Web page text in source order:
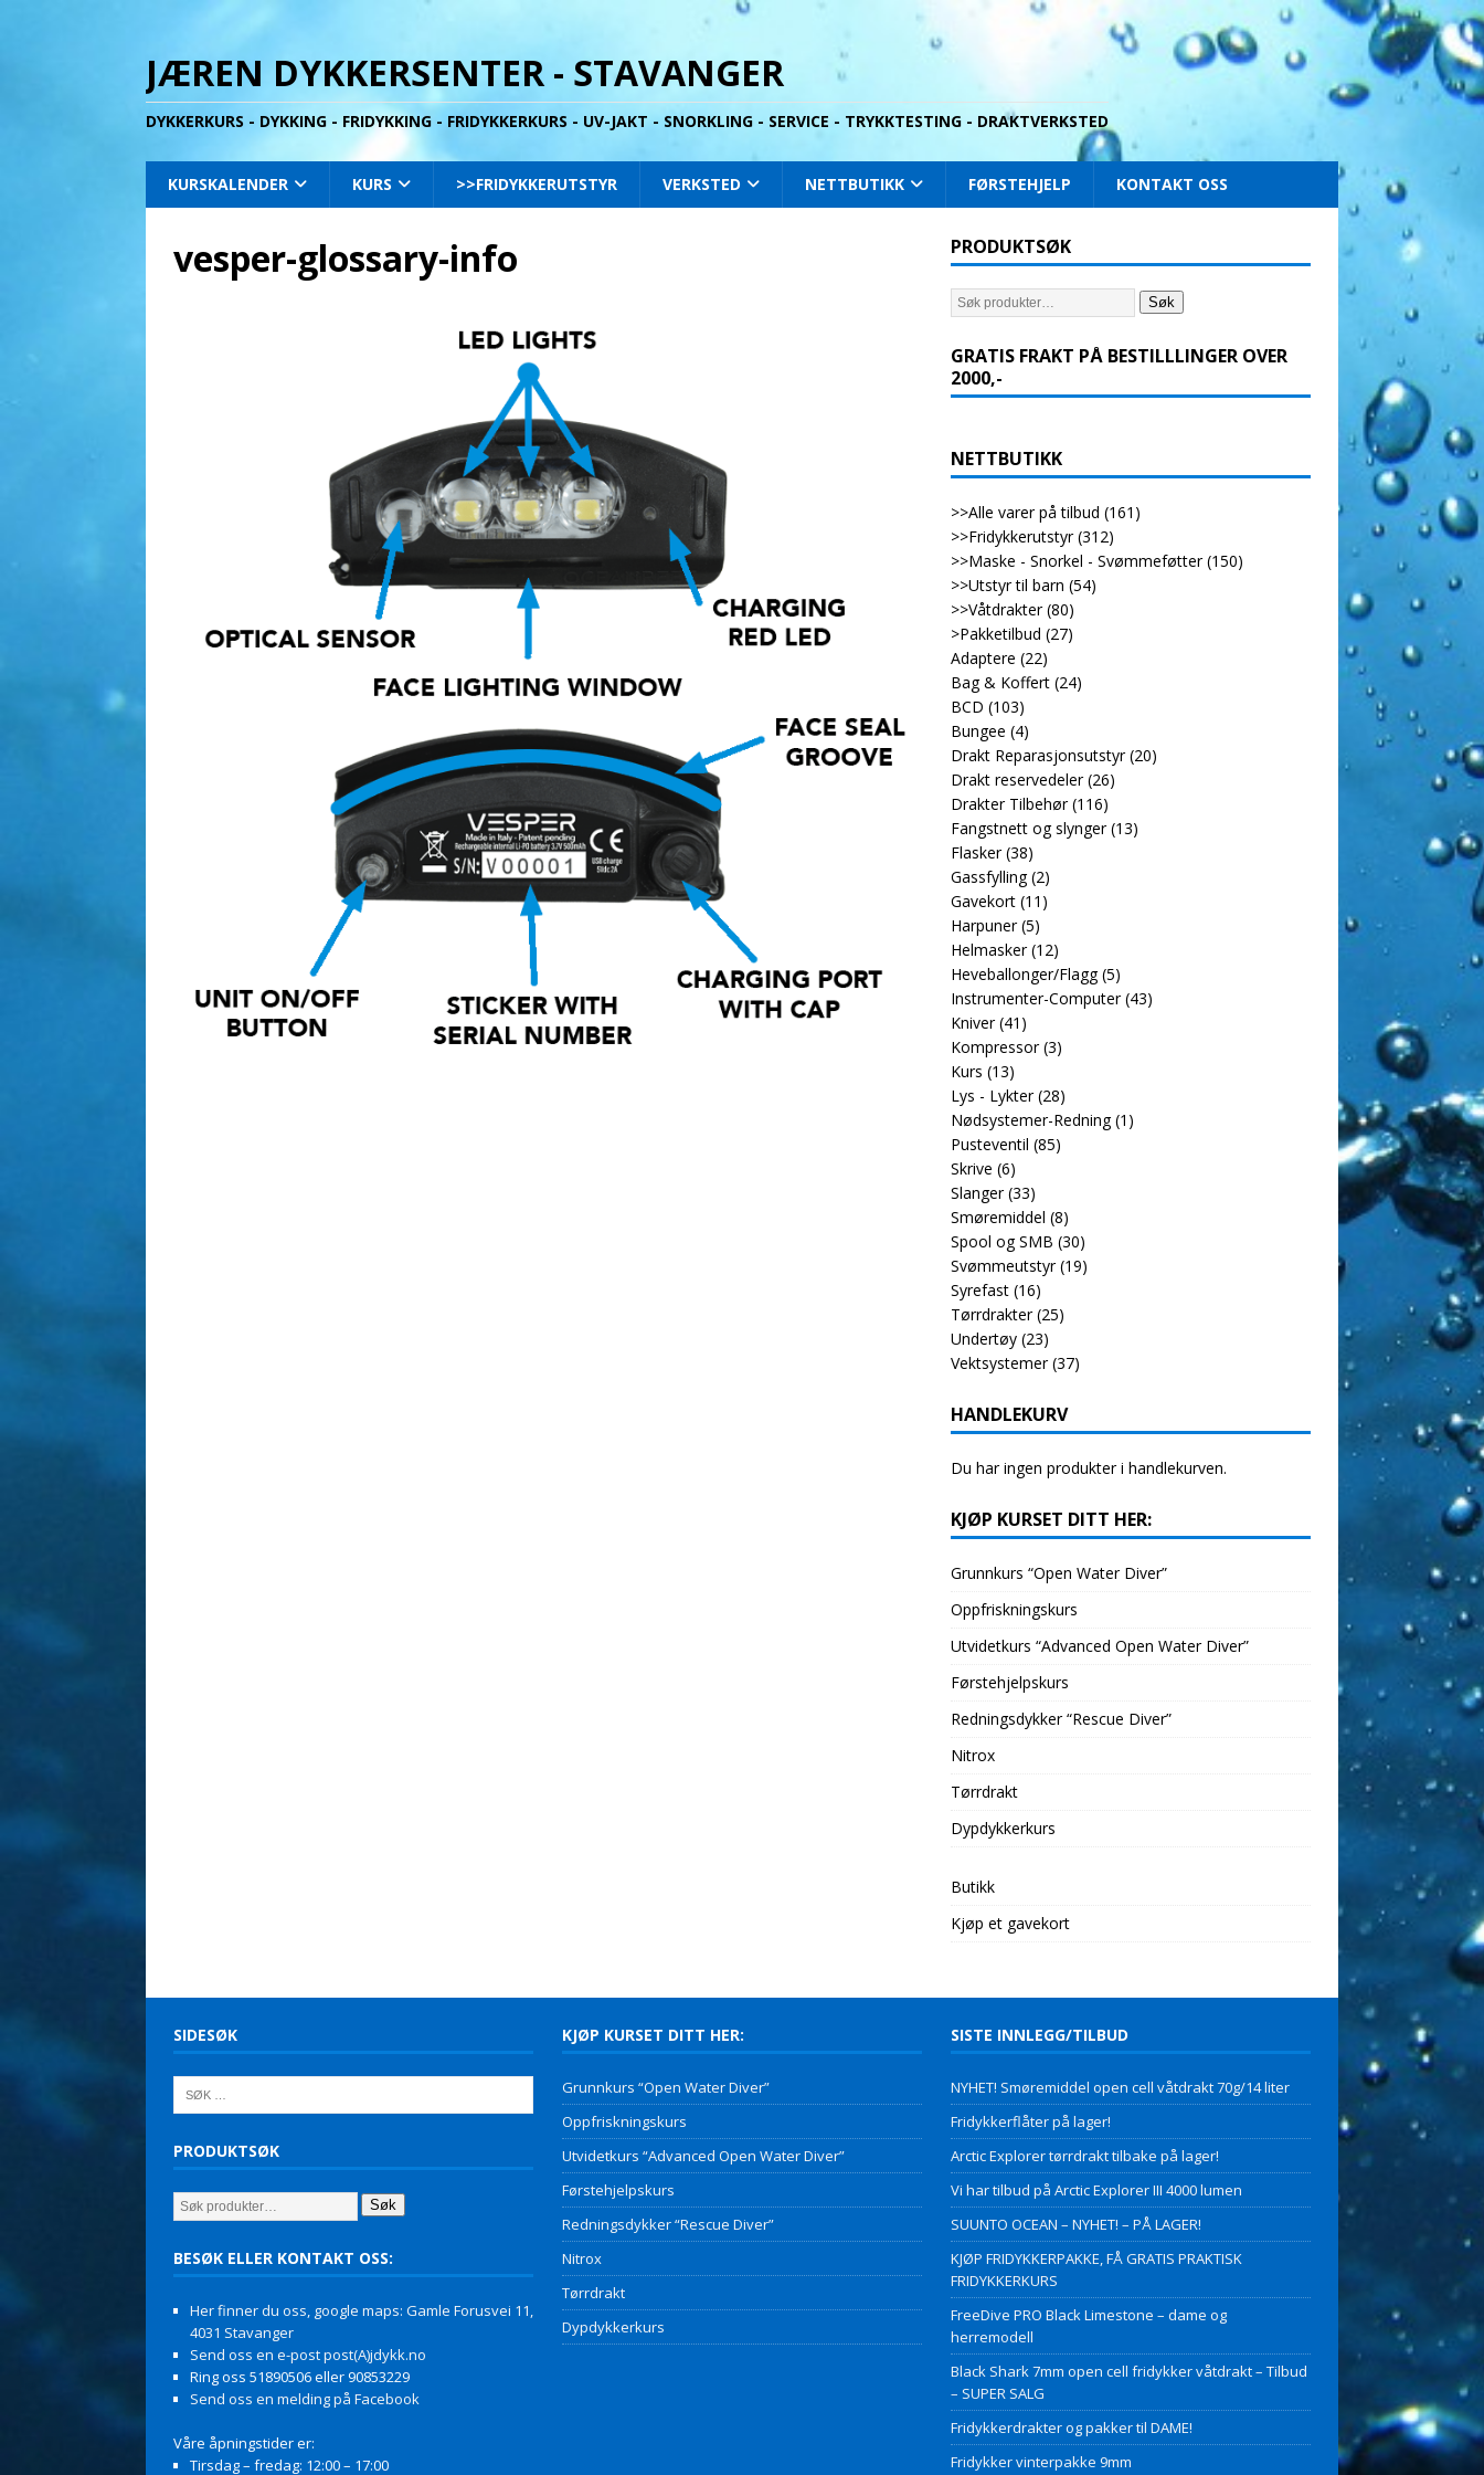
JÆREN DYKKERSENTER - STAVANGER
DYKKERKURS - DYKKING - FRIDYKKING - FRIDYKKERKURS - UV-JAKT - SNORKLING - SERVICE - TRYKKTESTING - DRAKTVERKSTED
KURSKALENDER KURS >>FRIDYKKERUTSTYR VERKSTED NETTBUTIKK FØRSTEHJELP KONTAKT OSS
vesper-glossary-info PRODUKTSØK
Søk
GRATIS FRAKT PÅ BESTILLLINGER OVER
2000,-
NETTBUTIKK
>>Alle varer på tilbud (161)
>>Fridykkerutstyr (312)
>>Maske - Snorkel - Svømmeføtter (150)
>>Utstyr til barn (54)
>>Våtdrakter (80)
>Pakketilbud (27)
Adaptere (22)
Bag & Koffert (24)
BCD (103)
Bungee (4)
Drakt Reparasjonsutstyr (20)
Drakt reservedeler (26)
Drakter Tilbehør (116)
Fangstnett og slynger (13)
Flasker (38)
Gassfylling (2)
Gavekort (11)
Harpuner (5)
Helmasker (12)
Heveballonger/Flagg (5)
Instrumenter-Computer (43)
Kniver (41)
Kompressor (3)
Kurs (13)
Lys - Lykter (28)
Nødsystemer-Redning (1)
Pusteventil (85)
Skrive (6)
Slanger (33)
Smøremiddel (8)
Spool og SMB (30)
Svømmeutstyr (19)
Syrefast (16)
Tørrdrakter (25)
Undertøy (23)
Vektsystemer (37)
HANDLEKURV
Du har ingen produkter i handlekurven.
KJØP KURSET DITT HER:
Grunnkurs “Open Water Diver”
Oppfriskningskurs
Utvidetkurs “Advanced Open Water Diver”
Førstehjelpskurs
Redningsdykker “Rescue Diver”
Nitrox
Tørrdrakt
Dypdykkerkurs
Butikk
Kjøp et gavekort
SIDESØK
PRODUKTSØK
Søk
BESØK ELLER KONTAKT OSS:
Her finner du oss, google maps: Gamle Forusvei 11,
4031 Stavanger
Send oss en e-post post(A)jdykk.no
Ring oss 51890506 eller 90853229
Send oss en melding på Facebook
Våre åpningstider er:
Tirsdag – fredag: 12:00 – 17:00
KJØP KURSET DITT HER:
Grunnkurs “Open Water Diver”
Oppfriskningskurs
Utvidetkurs “Advanced Open Water Diver”
Førstehjelpskurs
Redningsdykker “Rescue Diver”
Nitrox
Tørrdrakt
Dypdykkerkurs
SISTE INNLEGG/TILBUD
NYHET! Smøremiddel open cell våtdrakt 70g/14 liter
Fridykkerflåter på lager!
Arctic Explorer tørrdrakt tilbake på lager!
Vi har tilbud på Arctic Explorer III 4000 lumen
SUUNTO OCEAN – NYHET! – PÅ LAGER!
KJØP FRIDYKKERPAKKE, FÅ GRATIS PRAKTISK
FRIDYKKERKURS
FreeDive PRO Black Limestone – dame og
herremodell
Black Shark 7mm open cell fridykker våtdrakt – Tilbud
– SUPER SALG
Fridykkerdrakter og pakker til DAME!
Fridykker vinterpakke 9mm